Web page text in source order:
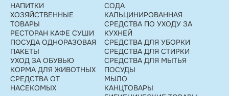
НАПИТКИ
ХОЗЯЙСТВЕННЫЕ
ТОВАРЫ
РЕСТОРАН КАФЕ СУШИ
ПОСУДА ОДНОРАЗОВАЯ
ПАКЕТЫ
УХОД ЗА ОБУВЬЮ
КОРМА ДЛЯ ЖИВОТНЫХ
СРЕДСТВА ОТ
НАСЕКОМЫХ
СОДА
КАЛЬЦИНИРОВАННАЯ
СРЕДСТВА ПО УХОДУ ЗА
КУХНЕЙ
СРЕДСТВА ДЛЯ УБОРКИ
СРЕДСТВА ДЛЯ СТИРКИ
СРЕДСТВА ДЛЯ МЫТЬЯ
ПОСУДЫ
МЫЛО
КАНЦТОВАРЫ